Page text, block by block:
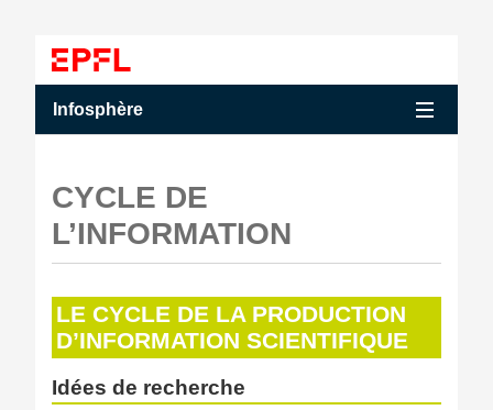
Accéder au contenu
Accéder au menu principal
Accéder à la recherche
Accéder au contenu
Accéder au menu principal
Infosphère
CYCLE DE
L’INFORMATION
LE CYCLE DE LA PRODUCTION
D’INFORMATION SCIENTIFIQUE
Idées de recherche